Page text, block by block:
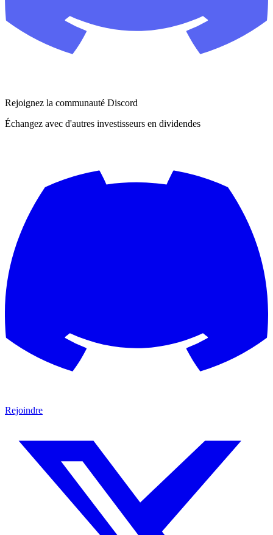
Rejoignez la communauté Discord
Échangez avec d'autres investisseurs en dividendes
Rejoindre